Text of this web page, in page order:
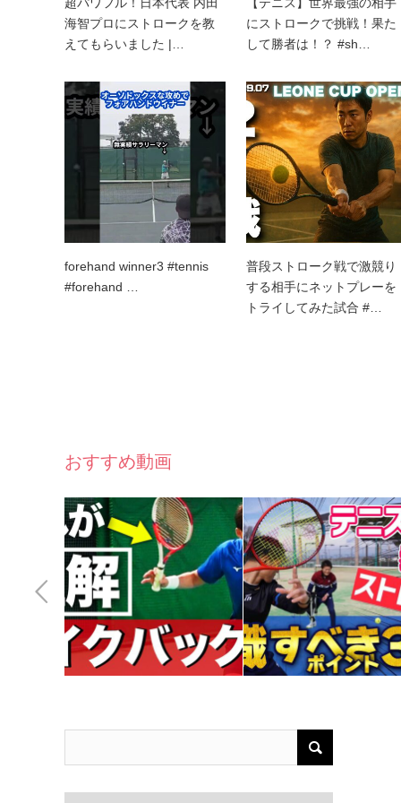
海智プロにストロークを教
えてもらいました |…
にストロークで挑戦！果た
して勝者は！？ #sh…
forehand winner3 #tennis
#forehand …
普段ストローク戦で激競り
する相手にネットプレーを
トライしてみた試合 #…
おすすめ動画